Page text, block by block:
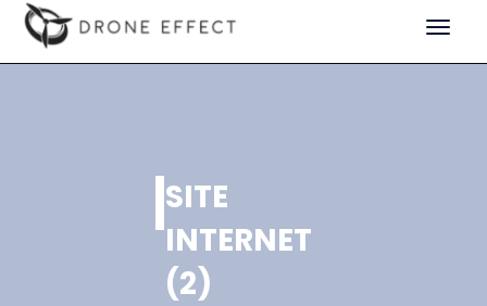
Toggle
SITE
INTERNET
(2)